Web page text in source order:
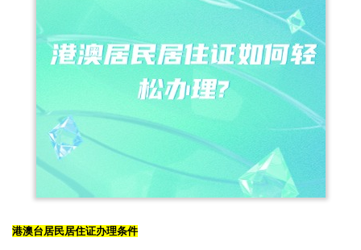
港澳台居民居住证办理条件